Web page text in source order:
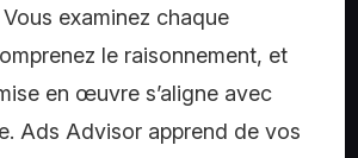
examinez chaque
le raisonnement, et
en œuvre s’aligne avec
Ads Advisor apprend de vos